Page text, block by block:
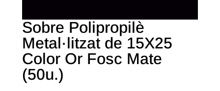
Sobre Polipropilè
Metal·litzat de 15X25
Color Or Fosc Mate
(50u.)